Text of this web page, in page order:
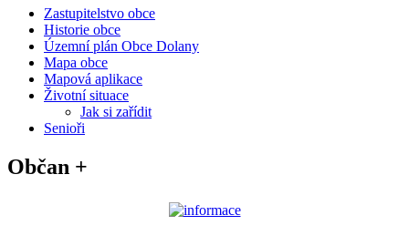
Zastupitelstvo obce
Historie obce
Územní plán Obce Dolany
Mapa obce
Mapová aplikace
Životní situace
Jak si zařídit
Senioři
Občan +